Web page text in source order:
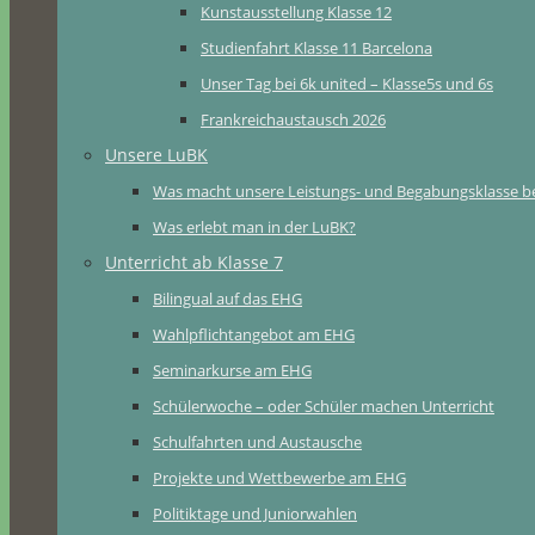
Kunstausstellung Klasse 12
Studienfahrt Klasse 11 Barcelona
Unser Tag bei 6k united – Klasse5s und 6s
Frankreichaustausch 2026
Unsere LuBK
Was macht unsere Leistungs- und Begabungsklasse
Was erlebt man in der LuBK?
Unterricht ab Klasse 7
Bilingual auf das EHG
Wahlpflichtangebot am EHG
Seminarkurse am EHG
Schülerwoche – oder Schüler machen Unterricht
Schulfahrten und Austausche
Projekte und Wettbewerbe am EHG
Politiktage und Juniorwahlen